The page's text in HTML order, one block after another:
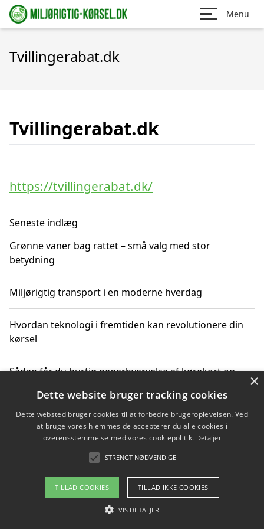
Menu
Tvillingerabat.dk
Tvillingerabat.dk
https://tvillingerabat.dk/
Seneste indlæg
Grønne vaner bag rattet – små valg med stor
betydning
Miljørigtig transport i en moderne hverdag
Hvordan teknologi i fremtiden kan revolutionere din
kørsel
Sådan får du hurtig generhvervelse af kørekort og
Sådan lærer du miljørigtig kørsel hos en køreskole i
Gentofte
Copyright 2026 - Pilanto Aps
Om / kontakt
×
Dette website bruger tracking cookies
Dette websted bruger cookies til at forbedre brugeroplevelsen. Ved
at bruge vores hjemmeside accepterer du alle cookies i
overensstemmelse med vores cookiepolitik. Detaljer
STRENGT NØDVENDIGE
TILLAD COOKIES TILLAD IKKE COOKIES
VIS DETALJER